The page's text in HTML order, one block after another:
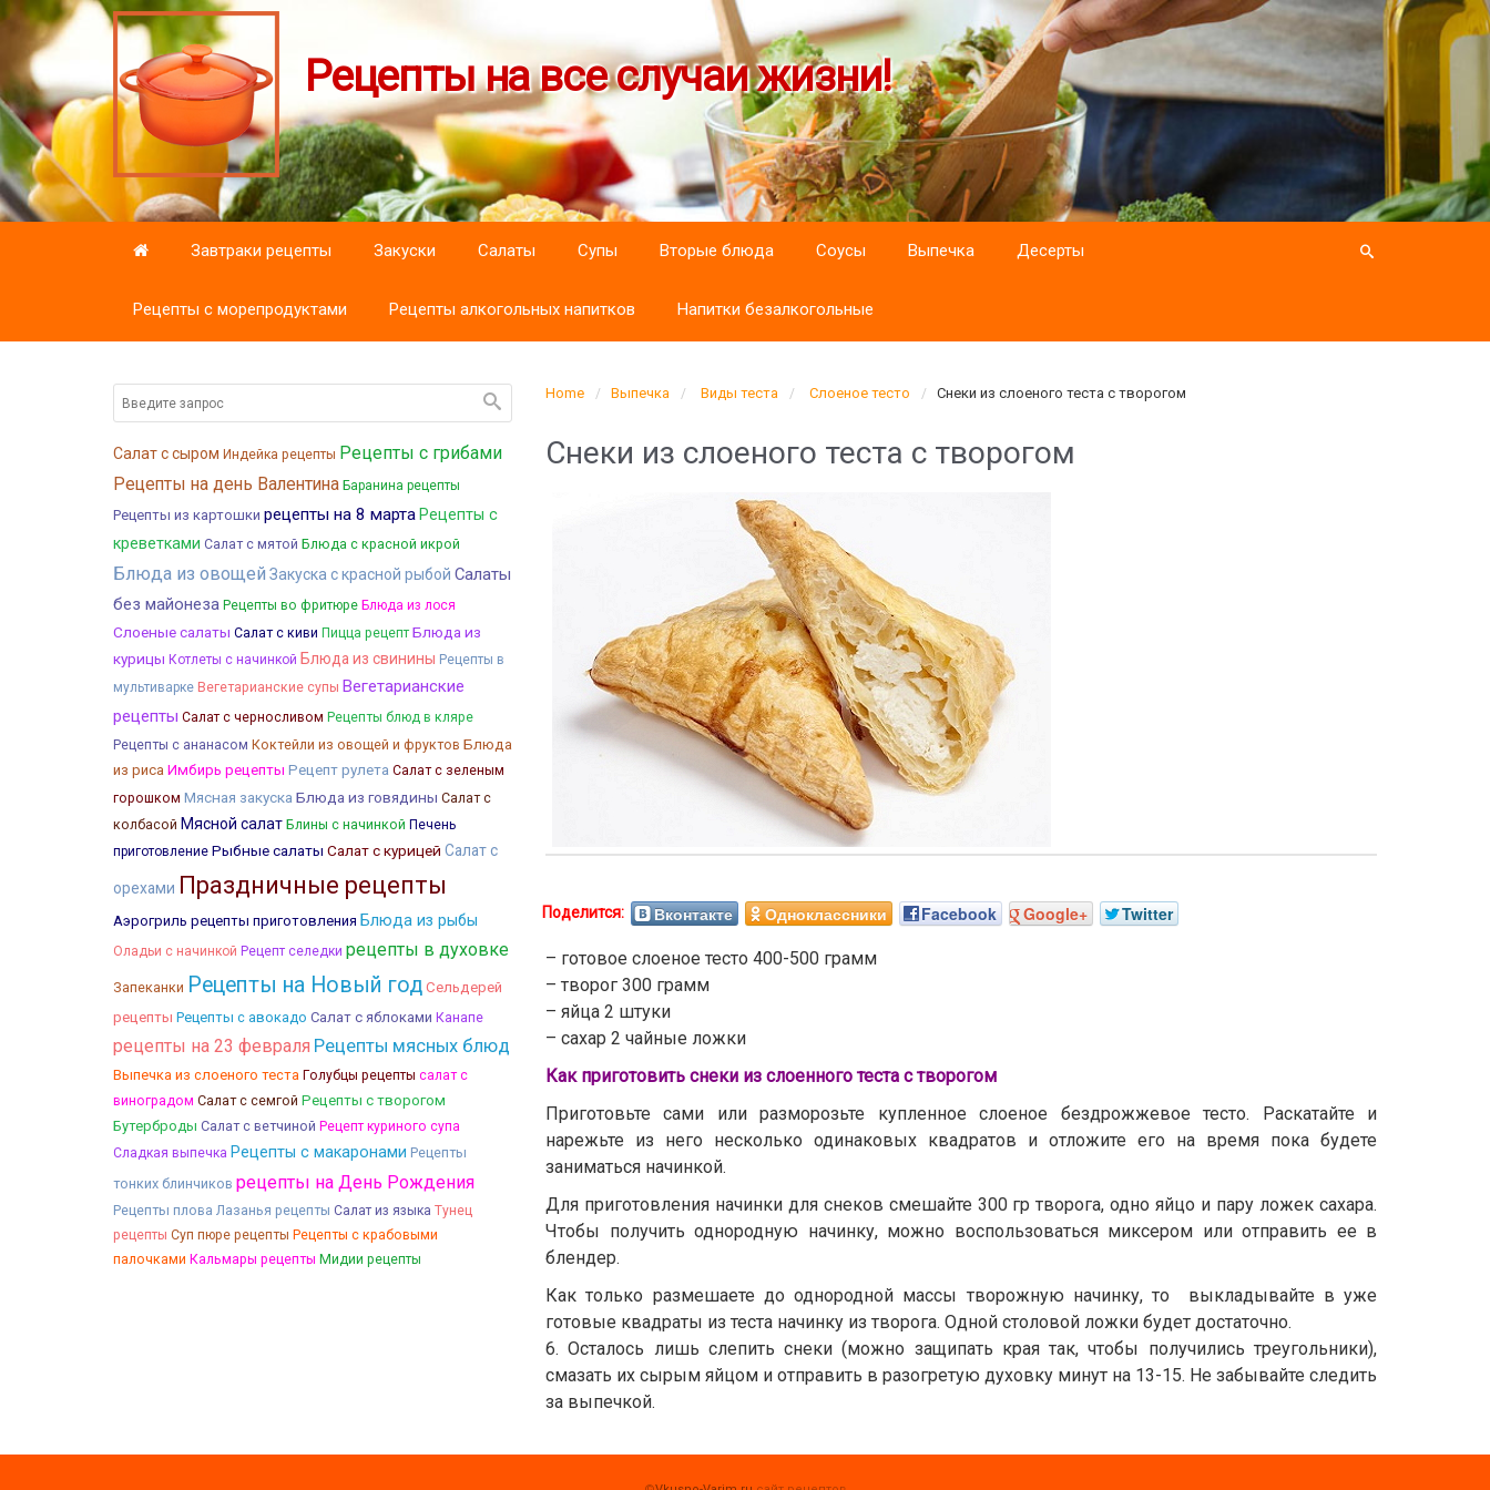
Рецепты на все случаи жизни!
Завтраки рецепты Закуски Салаты Супы Вторые блюда Соусы Выпечка Десерты
Рецепты с морепродуктами Рецепты алкогольных напитков Напитки безалкогольные
Home Выпечка Виды теста Слоеное тесто Снеки из слоеного теста с творогом
Снеки из слоеного теста с творогом
Вконтакте Одноклассники Facebook Google+ Twitter
– готовое слоеное тесто 400-500 грамм
– творог 300 грамм
– яйца 2 штуки
– сахар 2 чайные ложки
Как приготовить снеки из слоенного теста с творогом
Приготовьте сами или разморозьте купленное слоеное бездрожжевое тесто. Раскатайте и
нарежьте из него несколько одинаковых квадратов и отложите его на время пока будете
заниматься начинкой.
Для приготовления начинки для снеков смешайте 300 гр творога, одно яйцо и пару ложек сахара.
Чтобы получить однородную начинку, можно воспользоваться миксером или отправить ее в
блендер.
Как только размешаете до однородной массы творожную начинку, то выкладывайте в уже
готовые квадраты из теста начинку из творога. Одной столовой ложки будет достаточно.
6. Осталось лишь слепить снеки (можно защипать края так, чтобы получились треугольники),
смазать их сырым яйцом и отправить в разогретую духовку минут на 13-15. Не забывайте следить
за выпечкой.
Салат с сыром Индейка рецепты Рецепты с грибами
Рецепты на день Валентина Баранина рецепты
Рецепты из картошки рецепты на 8 марта Рецепты с
креветками Салат с мятой Блюда с красной икрой
Блюда из овощей Закуска с красной рыбой Салаты
без майонеза Рецепты во фритюре Блюда из лося
Слоеные салаты Салат с киви Пицца рецепт Блюда из
курицы Котлеты с начинкой Блюда из свинины Рецепты в
мультиварке Вегетарианские супы Вегетарианские
рецепты Салат с черносливом Рецепты блюд в кляре
Рецепты с ананасом Коктейли из овощей и фруктов Блюда
из риса Имбирь рецепты Рецепт рулета Салат с зеленым
горошком Мясная закуска Блюда из говядины Салат с
колбасой Мясной салат Блины с начинкой Печень
приготовление Рыбные салаты Салат с курицей Салат с
орехами Праздничные рецепты
Аэрогриль рецепты приготовления Блюда из рыбы
Оладьи с начинкой Рецепт селедки рецепты в духовке
Запеканки Рецепты на Новый год Сельдерей
рецепты Рецепты с авокадо Салат с яблоками Канапе
рецепты на 23 февраля Рецепты мясных блюд
Выпечка из слоеного теста Голубцы рецепты салат с
виноградом Салат с семгой Рецепты с творогом
Бутерброды Салат с ветчиной Рецепт куриного супа
Сладкая выпечка Рецепты с макаронами Рецепты
тонких блинчиков рецепты на День Рождения
Рецепты плова Лазанья рецепты Салат из языка Тунец
рецепты Суп пюре рецепты Рецепты с крабовыми
палочками Кальмары рецепты Мидии рецепты